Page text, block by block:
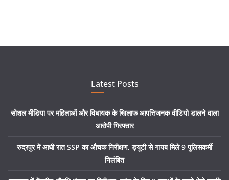
Latest Posts
सोशल मीडिया पर महिलाओं और विधायक के खिलाफ आपत्तिजनक वीडियो डालने वाला
आरोपी गिरफ्तार
रुद्रपुर में आधी रात SSP का औचक निरीक्षण, ड्यूटी से गायब मिले 9 पुलिसकर्मी
निलंबित